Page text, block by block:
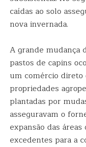
caídas ao solo
nova invernada.
A grande mudança
pastos de capins
um comércio direto
propriedades
plantadas por
asseguravam o
expansão das
excedentes para a